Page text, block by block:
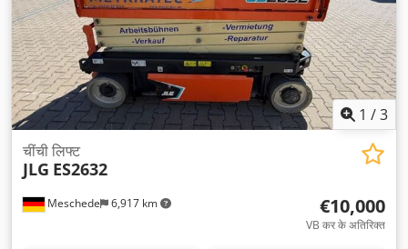
1 /3
Meschede 6,917 km
चींची लिफ्ट
JLG ES2632
€10,000
VB कर के अतिरिक्त